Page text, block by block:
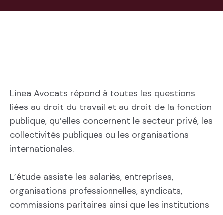
Linea Avocats répond à toutes les questions
liées au droit du travail et au droit de la fonction
publique, qu’elles concernent le secteur privé, les
collectivités publiques ou les organisations
internationales.
L’étude assiste les salariés, entreprises,
organisations professionnelles, syndicats,
commissions paritaires ainsi que les institutions